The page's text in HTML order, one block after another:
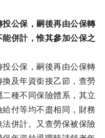
公保，嗣後再由公保轉
併計，惟其參加公保之
公保，嗣後再由公保轉
及年資銜接乙節，查勞
種不同保險體系，其立
付等均不盡相同，財務
併計。又查勞保被保險